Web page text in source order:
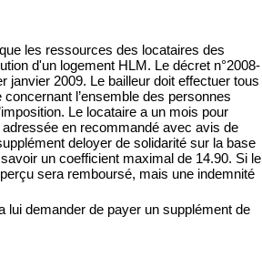
les ressources des locataires des
d'un logement HLM. Le décret n°2008-
janvier 2009. Le bailleur doit effectuer tous
l’ensemble des personnes
Le locataire a un mois pour
adressée en recommandé avec avis de
deloyer de solidarité sur la base
un coefficient maximal de 14.90. Si le
sera remboursé, mais une indemnité
lui demander de payer un supplément de